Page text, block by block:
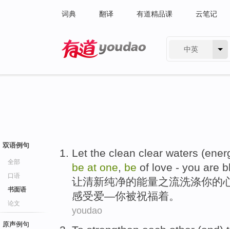
词典 翻译 有道精品课 云笔记
中英
双语例句
全部
口语
书面语
论文
原声例句
Let the clean clear waters (
be at one, be of love - you are
让清新纯净的能量之流洗涤你的
感受爱—你被祝福着。
youdao